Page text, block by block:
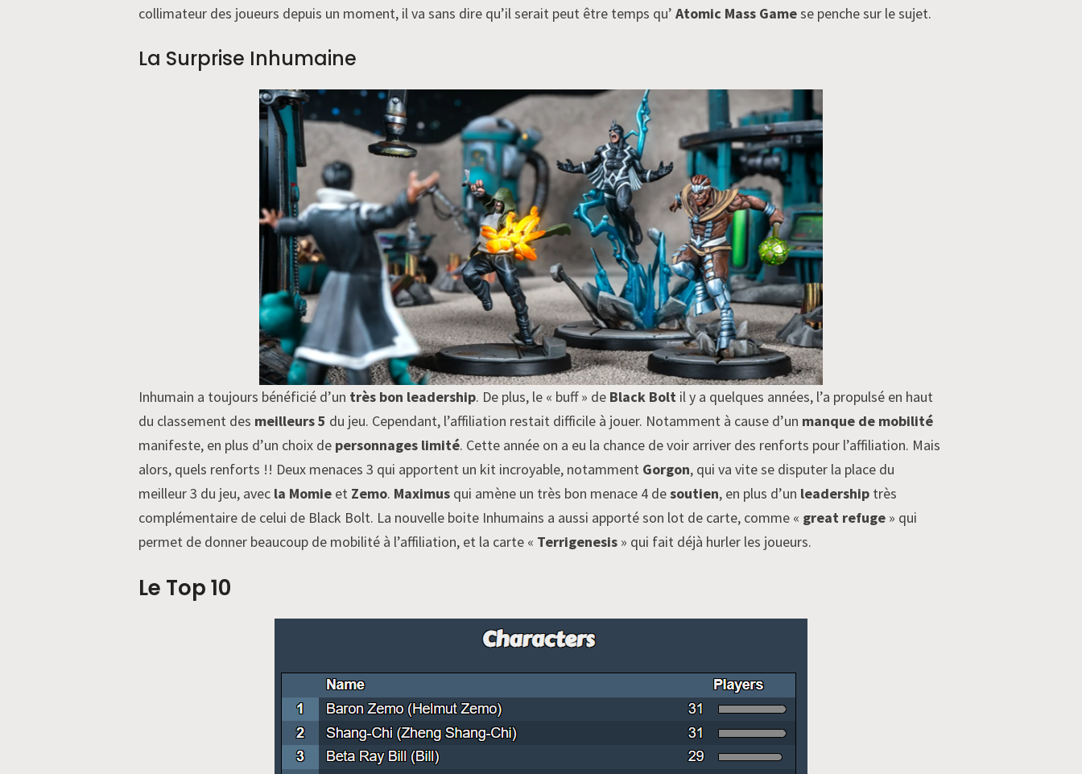
collimateur des joueurs depuis un moment, il va sans dire qu’il serait peut être temps qu’ Atomic Mass Gamese penche sur le sujet.
La Surprise Inhumaine
Inhumain a toujours bénéficié d’un très bon leadership. De plus, le « buff » de Black Bolt il y a quelques années, l’a propulsé en haut
du classement des meilleurs 5 du jeu. Cependant, l’affiliation restait difficile à jouer. Notamment à cause d’un manque de mobilité
manifeste, en plus d’un choix de personnages limité. Cette année on a eu la chance de voir arriver des renforts pour l’affiliation. Mais
alors, quels renforts !! Deux menaces 3 qui apportent un kit incroyable, notamment Gorgon, qui va vite se disputer la place du
meilleur 3 du jeu, avec la Momie et Zemo. Maximus qui amène un très bon menace 4 desoutien, en plus d’un leadership très
complémentaire de celui de Black Bolt. La nouvelle boite Inhumains a aussi apporté son lot de carte, comme « great refuge » qui
permet de donner beaucoup de mobilité à l’affiliation, et la carte « Terrigenesis » qui fait déjà hurler les joueurs.
Le Top 10